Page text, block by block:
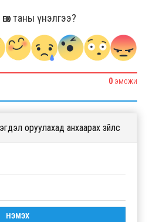
таны үнэлгээ?
0 ЭМОЖИ
оруулахад анхаарах зүйлс